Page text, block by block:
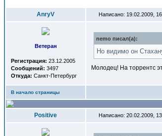
AnryV Написано: 19.02.2009,
Ветеран
Регистрация: 23.12.2005
Сообщений: 3497
Откуда: Санкт-Петербург
nemo писал(a):
Но видимо он
Молодец! На торрентс
В начало страницы
Positive Написано: 20.02.2009,